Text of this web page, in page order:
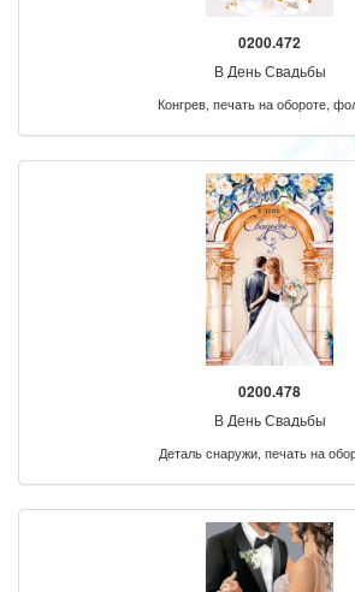
0200.472
В День Свадьбы
Конгрев, печать на обороте,
0200.478
В День Свадьбы
Деталь снаружи, печать на